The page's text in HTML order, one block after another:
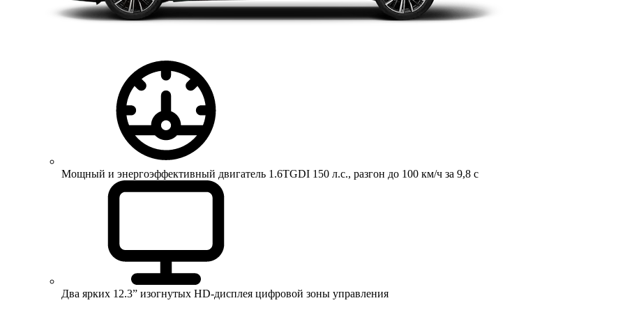
Мощный и энергоэффективный двигатель 1.6TGDI 150 л.с., разгон до 100 км/ч за 9,8 с
Два ярких 12.3” изогнутых HD-дисплея цифровой зоны управления